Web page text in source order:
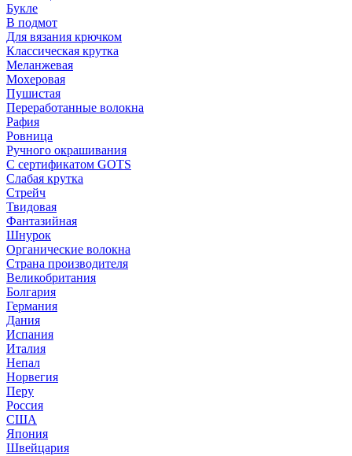
Букле
В подмот
Для вязания крючком
Классическая крутка
Меланжевая
Мохеровая
Пушистая
Переработанные волокна
Рафия
Ровница
Ручного окрашивания
С сертификатом GOTS
Слабая крутка
Стрейч
Твидовая
Фантазийная
Шнурок
Органические волокна
Страна производителя
Великобритания
Болгария
Германия
Дания
Испания
Италия
Непал
Норвегия
Перу
Россия
США
Япония
Швейцария